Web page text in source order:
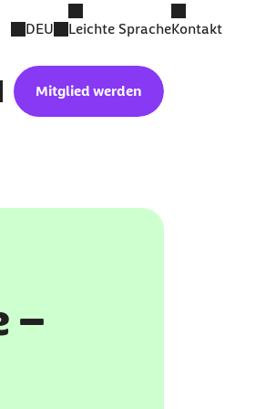
DEU Leichte SpracheKontakt
Mitglied werden
–